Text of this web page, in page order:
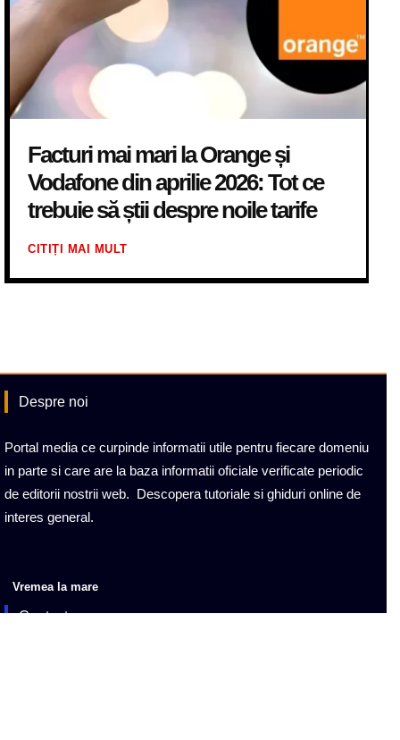
Facturi mai mari la Orange și
Vodafone din aprilie 2026: Tot ce
trebuie să știi despre noile tarife
CITIȚI MAI MULT
Despre noi
Portal media ce curpinde informatii utile pentru fiecare domeniu
in parte si care are la baza informatii oficiale verificate periodic
de editorii nostrii web. Descopera tutoriale si ghiduri online de
interes general.
Vremea la mare
Contact